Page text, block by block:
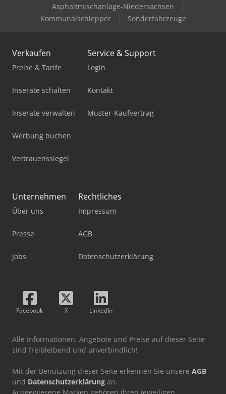
Asphaltmischanlage-Niedersachsen
Kommunalschlepper
Sonderfahrzeuge
Verkaufen
Preise & Tarife
Inserate schalten
Inserate verwalten
Werbung buchen
Vertrauenssiegel
Service & Support
Login
Kontakt
Muster-Kaufvertrag
Unternehmen
Über uns
Presse
Jobs
Rechtliches
Impressum
AGB
Datenschutzerklärung
Facebook X LinkedIn
Alle Informationen, Angebote und Preise auf dieser Seite
sind freibleibend und unverbindlich!
Mit der Benutzung dieser Seite erkennen Sie unsere AGB
und Datenschutzerklärung an.